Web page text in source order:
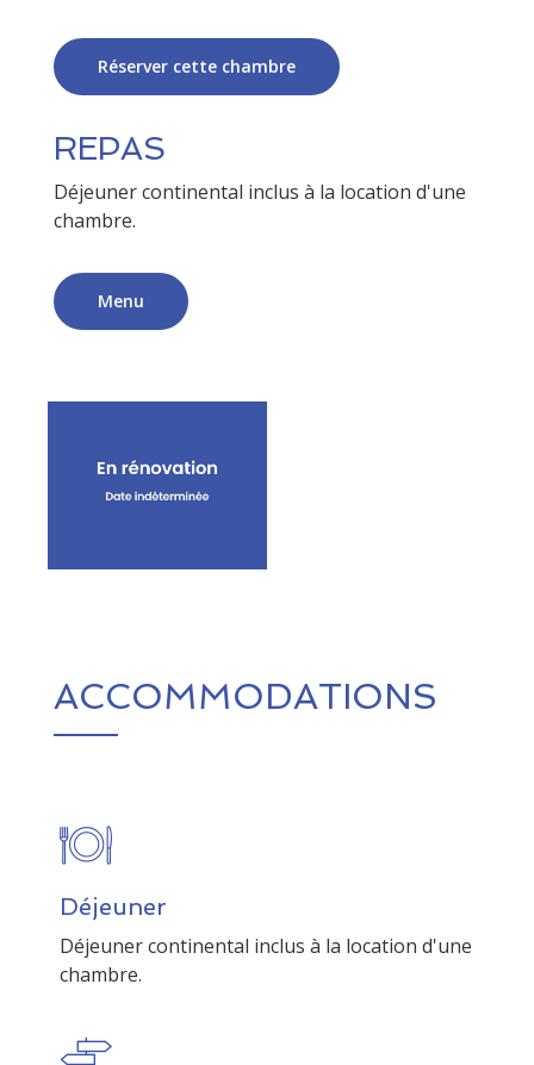
Réserver cette chambre
REPAS
Déjeuner continental inclus à la location d'une
chambre.
Menu
ACCOMMODATIONS
Déjeuner
Déjeuner continental inclus à la location d'une
chambre.